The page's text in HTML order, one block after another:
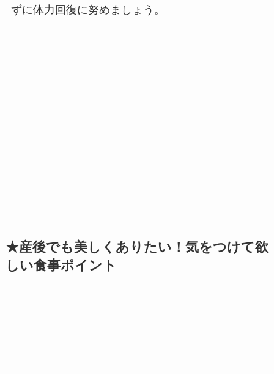
ずに体力回復に努めましょう。
★産後でも美しくありたい！気をつけて欲
しい食事ポイント